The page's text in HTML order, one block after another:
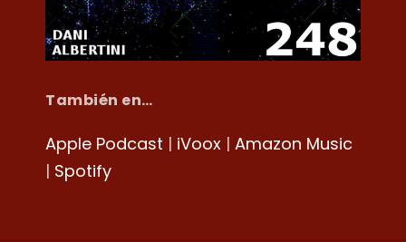
También en…
Apple Podcast | iVoox | Amazon Music
| Spotify